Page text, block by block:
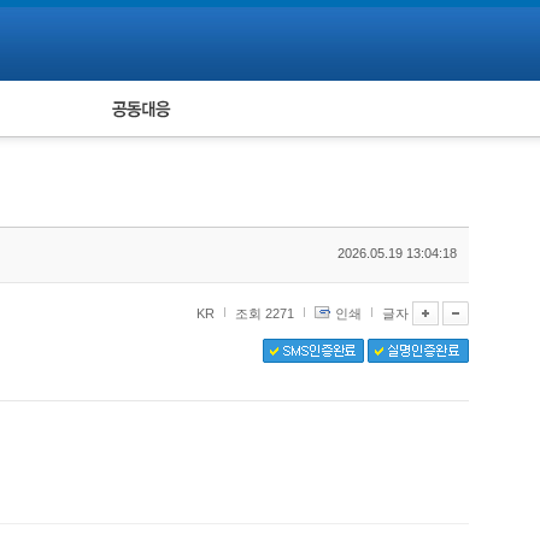
피해자 공동대응
2026.05.19 13:04:18
KR 조회 2271 인쇄 글자